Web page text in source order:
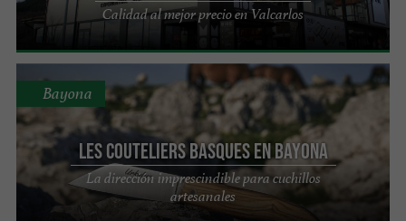
Calidad al mejor precio en Valcarlos
Les Couteliers Basques en Bayona
La dirección imprescindible para cuchillos
artesanales
Bayona